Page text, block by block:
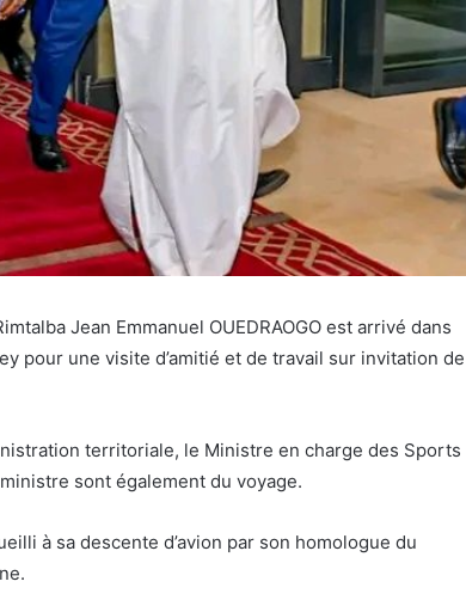
Jean Emmanuel OUEDRAOGO est arrivé dans
pour une visite d’amitié et de travail sur invitation de
territoriale, le Ministre en charge des Sports
sont également du voyage.
à sa descente d’avion par son homologue du